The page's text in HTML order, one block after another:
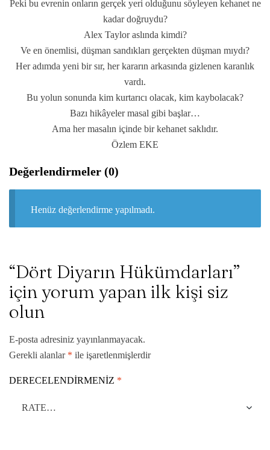
Peki bu evrenin onların gerçek yeri olduğunu söyleyen kehanet ne
kadar doğruydu?
Alex Taylor aslında kimdi?
Ve en önemlisi, düşman sandıkları gerçekten düşman mıydı?
Her adımda yeni bir sır, her kararın arkasında gizlenen karanlık
vardı.
Bu yolun sonunda kim kurtarıcı olacak, kim kaybolacak?
Bazı hikâyeler masal gibi başlar…
Ama her masalın içinde bir kehanet saklıdır.
Özlem EKE
Değerlendirmeler (0)
Henüz değerlendirme yapılmadı.
“Dört Diyarın Hükümdarları”
için yorum yapan ilk kişi siz
olun
E-posta adresiniz yayınlanmayacak.
Gerekli alanlar * ile işaretlenmişlerdir
DERECELENDIRMENIZ *